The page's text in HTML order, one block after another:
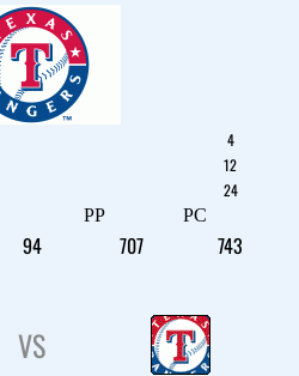
4
12
24
PP PC
94 707 743
VS